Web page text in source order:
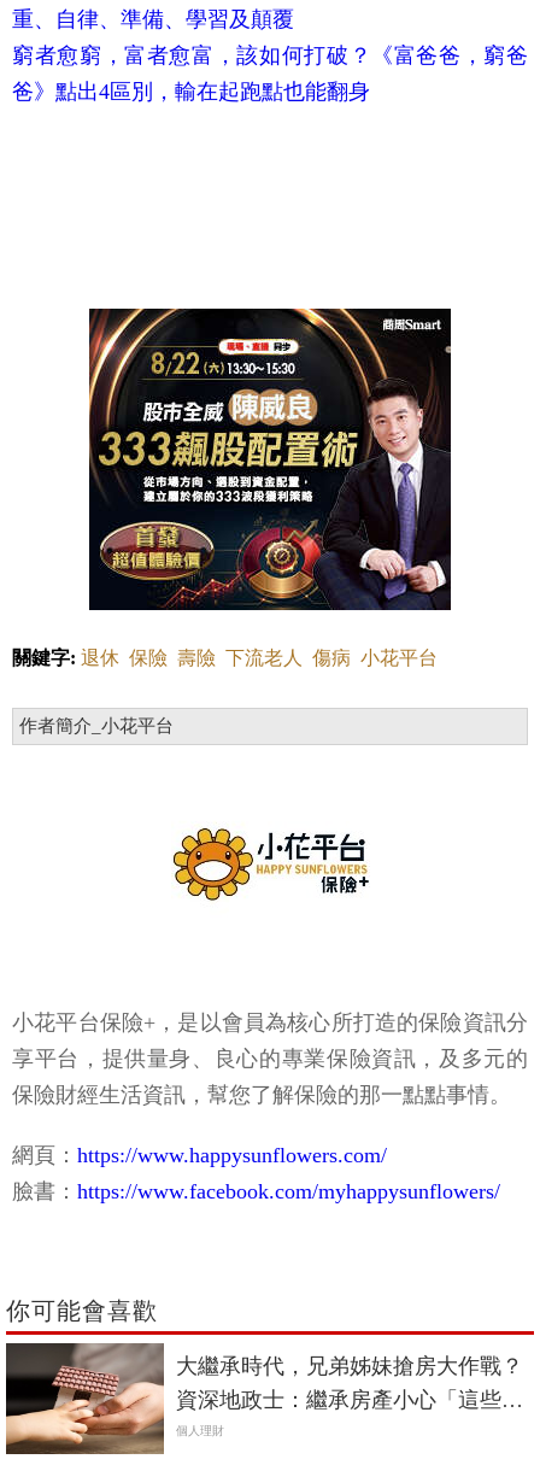
重、自律、準備、學習及顛覆
窮者愈窮，富者愈富，該如何打破？《富爸爸，窮爸
爸》點出4區別，輸在起跑點也能翻身
關鍵字: 退休 保險 壽險 下流老人 傷病 小花平台
作者簡介_小花平台
小花平台保險+，是以會員為核心所打造的保險資訊分
享平台，提供量身、良心的專業保險資訊，及多元的
保險財經生活資訊，幫您了解保險的那一點點事情。
網頁： https://www.happysunflowers.com/
臉書： https://www.facebook.com/myhappysunflowers/
你可能會喜歡
大繼承時代，兄弟姊妹搶房大作戰？
資深地政士：繼承房產小心「這些
事」！
個人理財